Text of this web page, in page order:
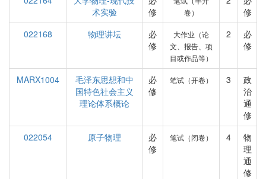
术实验
修
卷）
修
022168
物理讲坛
必
修
大作业（论
文、报告、项
目或作品等）
2
必
修
MARX1004
毛泽东思想和中
国特色社会主义
理论体系概论
必
修
笔试（开卷） 3
政
治
通
修
022054
原子物理
必
修
笔试（闭卷） 4
物
理
通
修